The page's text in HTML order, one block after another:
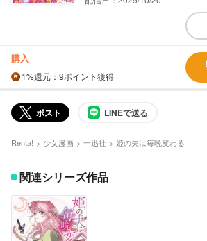
購入
1%還元 ：9ポイント獲得
ポスト LINEで送る
Renta! 少女漫画 一迅社 姫の夫は毎晩変わる
関連シリーズ作品